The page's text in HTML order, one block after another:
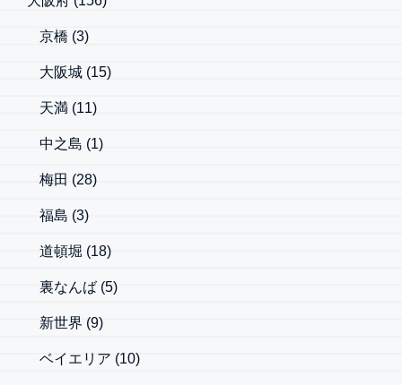
京橋 (3)
大阪城 (15)
天満 (11)
中之島 (1)
梅田 (28)
福島 (3)
道頓堀 (18)
裏なんば (5)
新世界 (9)
ベイエリア (10)